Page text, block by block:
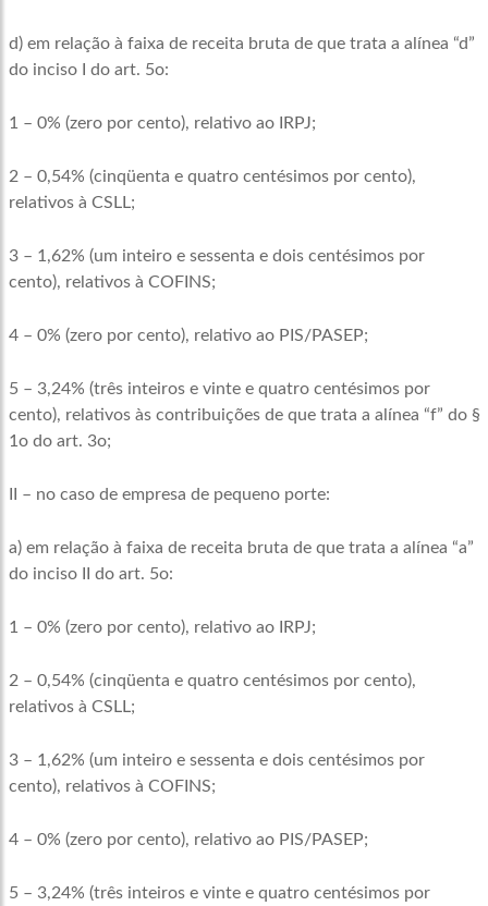
d) em relação à faixa de receita bruta de que trata a alínea “d”
do inciso I do art. 5o:
1 – 0% (zero por cento), relativo ao IRPJ;
2 – 0,54% (cinqüenta e quatro centésimos por cento),
relativos à CSLL;
3 – 1,62% (um inteiro e sessenta e dois centésimos por
cento), relativos à COFINS;
4 – 0% (zero por cento), relativo ao PIS/PASEP;
5 – 3,24% (três inteiros e vinte e quatro centésimos por
cento), relativos às contribuições de que trata a alínea “f” do §
1o do art. 3o;
II – no caso de empresa de pequeno porte:
a) em relação à faixa de receita bruta de que trata a alínea “a”
do inciso II do art. 5o:
1 – 0% (zero por cento), relativo ao IRPJ;
2 – 0,54% (cinqüenta e quatro centésimos por cento),
relativos à CSLL;
3 – 1,62% (um inteiro e sessenta e dois centésimos por
cento), relativos à COFINS;
4 – 0% (zero por cento), relativo ao PIS/PASEP;
5 – 3,24% (três inteiros e vinte e quatro centésimos por